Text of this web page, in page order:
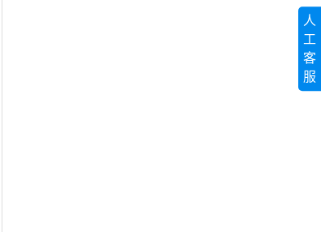
人
工
客
服